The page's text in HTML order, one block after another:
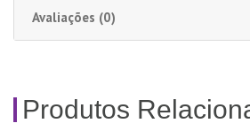
Avaliações (0)
Produtos